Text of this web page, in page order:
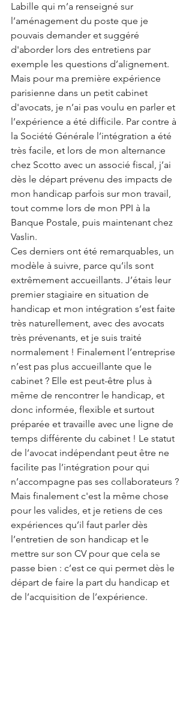
Labille qui m’a renseigné sur
l’aménagement du poste que je
pouvais demander et suggéré
d'aborder lors des entretiens par
exemple les questions d’alignement.
Mais pour ma première expérience
parisienne dans un petit cabinet
d'avocats, je n’ai pas voulu en parler et
l’expérience a été difficile. Par contre à
la Société Générale l’intégration a été
très facile, et lors de mon alternance
chez Scotto avec un associé fiscal, j’ai
dès le départ prévenu des impacts de
mon handicap parfois sur mon travail,
tout comme lors de mon PPI à la
Banque Postale, puis maintenant chez
Vaslin.
Ces derniers ont été remarquables, un
modèle à suivre, parce qu’ils sont
extrêmement accueillants. J’étais leur
premier stagiaire en situation de
handicap et mon intégration s’est faite
très naturellement, avec des avocats
très prévenants, et je suis traité
normalement ! Finalement l’entreprise
n’est pas plus accueillante que le
cabinet ? Elle est peut-être plus à
même de rencontrer le handicap, et
donc informée, flexible et surtout
préparée et travaille avec une ligne de
temps différente du cabinet ! Le statut
de l’avocat indépendant peut être ne
facilite pas l’intégration pour qui
n’accompagne pas ses collaborateurs ?
Mais finalement c'est la même chose
pour les valides, et je retiens de ces
expériences qu’il faut parler dès
l’entretien de son handicap et le
mettre sur son CV pour que cela se
passe bien : c’est ce qui permet dès le
départ de faire la part du handicap et
de l’acquisition de l’expérience.